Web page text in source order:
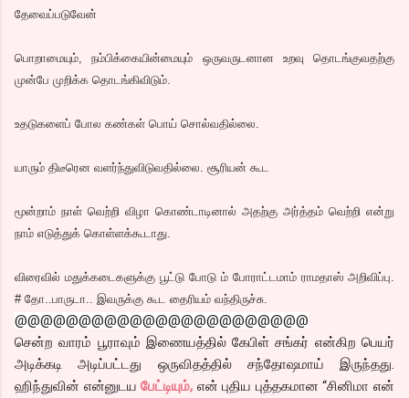
தேவைப்படுவேன்
பொறாமையும், நம்பிக்கையின்மையும் ஒருவருடனான உறவு தொடங்குவதற்கு
முன்பே முறிக்க தொடங்கிவிடும்.
உதடுகளைப் போல கண்கள் பொய் சொல்வதில்லை.
யாரும் திடீரென வளர்ந்துவிடுவதில்லை. சூரியன் கூட
மூன்றாம் நாள் வெற்றி விழா கொண்டாடினால் அதற்கு அர்த்தம் வெற்றி என்று
நாம் எடுத்துக் கொள்ளக்கூடாது.
விரைவில் மதுக்கடைகளுக்கு பூட்டு போடு ம் போராட்டமாம் ராமதாஸ் அறிவிப்பு.
# தோ..பாருடா.. இவருக்கு கூட தைரியம் வந்திருச்சு.
@@@@@@@@@@@@@@@@@@@@@@@
சென்ற வாரம் பூராவும் இணையத்தில் கேபிள் சங்கர் என்கிற பெயர்
அடிக்கடி அடிப்பட்டது ஒருவிதத்தில் சந்தோஷமாய் இருந்தது.
ஹிந்துவின் என்னுடயபேட்டியும், என் புதிய புத்தகமான “சினிமா என்